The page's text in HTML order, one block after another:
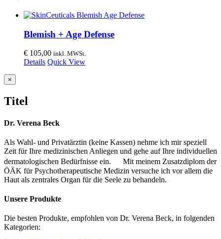
Blemish + Age Defense
€ 105,00 inkl. MWSt.
Details Quick View
Close
product
view
×
Titel
Dr. Verena Beck
Als Wahl- und Privatärztin (keine Kassen) nehme ich mir speziell
Zeit für Ihre medizinischen Anliegen und gehe auf Ihre individuellen
dermatologischen Bedürfnisse ein. Mit meinem Zusatzdiplom der
ÖÄK für Psychotherapeutische Medizin versuche ich vor allem die
Haut als zentrales Organ für die Seele zu behandeln.
Unsere Produkte
Die besten Produkte, empfohlen von Dr. Verena Beck, in folgenden
Kategorien: